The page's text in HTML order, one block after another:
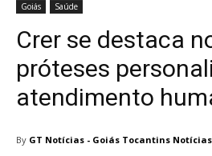
Goiás Saúde
Crer se destaca
próteses
atendimento
By GT Notícias - Goiás Tocantins Notícias